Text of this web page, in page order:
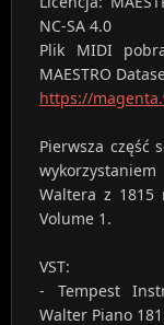
NC-SA 4.0
Plik MIDI
MAESTRO
https://
Pierwsza część
Waltera z 1815
Volume 1.
VST:
- Tempest
Walter Piano